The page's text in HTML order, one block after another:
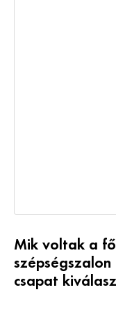
Mik voltak a
csapat